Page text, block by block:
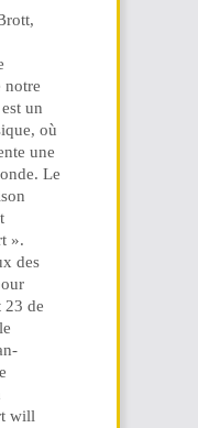
notre
un
où
une
Le
».
des
23 de
will